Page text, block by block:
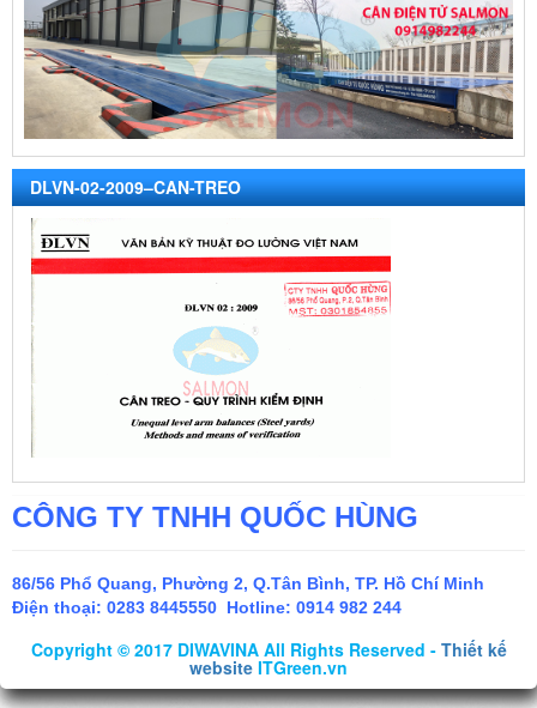
DLVN-02-2009–CAN-TREO
CÔNG TY TNHH QUỐC HÙNG
86/56 Phổ Quang, Phường 2, Q.Tân Bình, TP. Hồ Chí Minh
Điện thoại: 0283 8445550 Hotline: 0914 982 244
Copyright © 2017 DIWAVINA All Rights Reserved - Thiết kế
website ITGreen.vn